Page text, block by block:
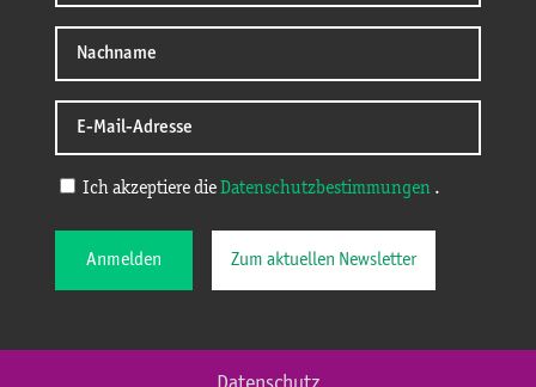
Ich akzeptiere die Datenschutzbestimmungen .
Anmelden Zum aktuellen Newsletter